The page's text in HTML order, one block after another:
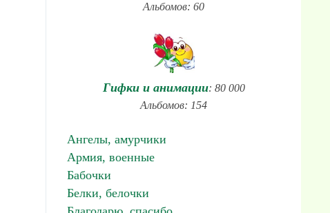
Альбомов: 60
Гифки и анимации: 80 000
Альбомов: 154
Ангелы, амурчики
Армия, военные
Бабочки
Белки, белочки